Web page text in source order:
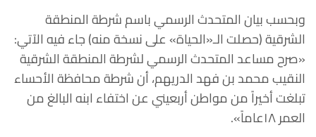
وبحسب بيان المتحدث الرسمي باسم شرطة المنطقة
الشرقية (حصلت الـ«الحياة» على نسخة منه) جاء فيه الآتي:
«صرح مساعد المتحدث الرسمي لشرطة المنطقة الشرقية
النقيب محمد بن فهد الدريهم، أن شرطة محافظة الأحساء
تبلغت أخيراً من مواطن أربعيني عن اختفاء ابنه البالغ من
العمر ١٨عاماً».